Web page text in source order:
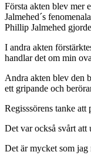
Första akten blev mer
Jalmehed´s
Phillip Jalmehed
I andra akten
handlar det om min
Andra akten blev den
ett gripande och
Regisssörens tanke
Det var också svårt att
Det är mycket som jag